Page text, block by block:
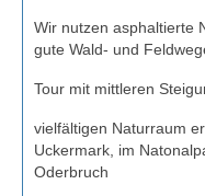
Wir nutzen asphaltierte
gute Wald- und
Tour mit mittleren
vielfältigen Naturraum
Uckermark, im
Oderbruch